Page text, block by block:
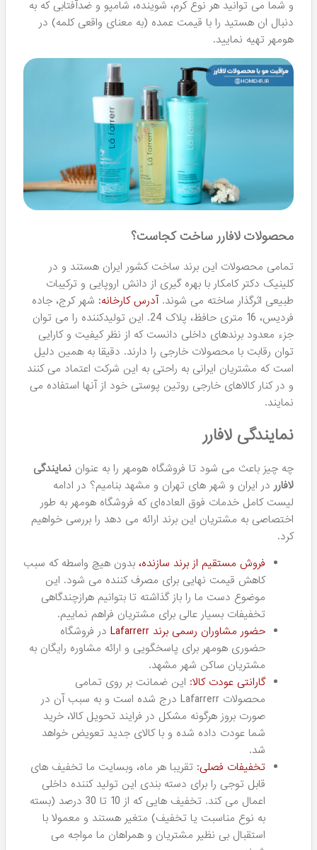
میسلار واترهای مختلف برای انواع پوست:برای پاکسازی آرایش
صورت خود می توانید روی این محلول های قوی حساب کنید
چراکه واقعا جزء بهترین آرایش پاک کن های بازار آرایشی داخلی
هستند.
ژل‌های شست و شو صورت:
با خرید این دسته ژل های شوینده
خیال راحتی از بابت پاکی و تمیزی صورت خود خواهید داشت و
می توانید به جنگ با آکنه ها و باکتری های مزاحم موجود بر
روی سطح صورت بروید.
کرم‌های مرطوب کننده دست و صورت: این کرم ها را می توانید
هر روز برای تامین رطوبت موردنیاز پوست صورت، دست و بدن
خود استفاده کنید. به همین راحتی! برای انواع مختلف پوست
حتی پوست هایی که حساس هستند نیز قابل مصرف می
باشند.
ماسک و سرم‌های مو:
شما می توانید به سادگی برای سالم و
خوش حالت ماندن موهایتان روی این محصولات مویی حساب
باز کنید. می دانید دقیقا چه وقتی اثرگذاری آنها بیشتر می شود؟
زمانی که بعد از شوینده های سر Lafarrerr از آنها استفاده
نمایید.
ژل‌های روشن کننده صورت:با اینکه دسته بندی روشن کننده
این مجموعه هیچوقت آنقدرها مشهور نشد که بتواند با رقبای
خارجی اش رقابت کند اما بازهم نمی شود به سادگی از خواص
زیاد آنها گذر کرد. پیشنهاد می کنیم حداقل یکبار برای روشن
مشاهده نمایید.
خرید محصولات لافارر
انتخاب کرده اید! چرا؟ فروشگاه هومهر به طور مستقیم با
برند Lafarrerr همکاری می کند و در شهر مشهد به عنوان یکی از
نمایندگی های معتبر این شرکت داخلی شناخته می شود،
کارشناسان این شرکت در فروشگاه ما پاسخگوی سوالات شما
عزیزان هستند و به صورت رایگان به عموم متشریان مشاوره می
دهند. بدین ترتیب هومهر این محصولات با کیفیتی ایرانی را با
بهترین قیمت ممکن در اختیار شما مشتریان و همراهان
همیشگی قرار می دهد. شما در همین صفحه می توانید این
محصولات را به براساس قیمت کالا و میزان فروش مرتب سازی
کنید تا انتخاب بهتری داشته باشید.